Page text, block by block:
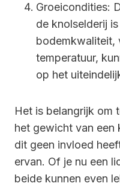
Groeicondities:
de knolselderij
bodemkwaliteit,
temperatuur,
op het
Het is belangrijk om
het gewicht van een
dit geen invloed
ervan. Of je nu een
beide kunnen even